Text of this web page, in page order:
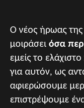
Ο νέος ήρωας
μοιράσει όσα
εμείς το
για αυτόν, ως
αφιερώσουμε
επιστρέψουμε